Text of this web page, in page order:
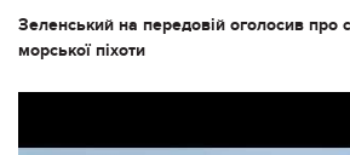
Зеленський на передовій оголосив про
морської піхоти